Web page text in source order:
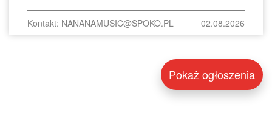
Kontakt: NANANAMUSIC@SPOKO.PL 02.08.2026
Pokaż ogłoszenia